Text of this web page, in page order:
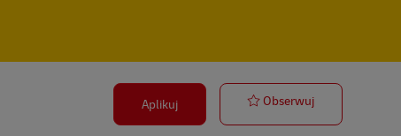
Aplikuj ObserwujPostbote für